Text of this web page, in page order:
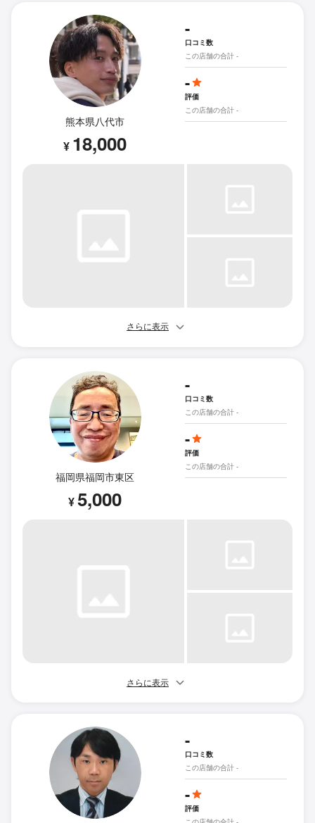
熊本県八代市
¥ 18,000
-
口コミ数
この店舗の合計 -
-
評価
この店舗の合計 -
さらに表示
福岡県福岡市東区
¥5,000
-
口コミ数
この店舗の合計 -
-
評価
この店舗の合計 -
さらに表示
-
口コミ数
この店舗の合計 -
-
評価